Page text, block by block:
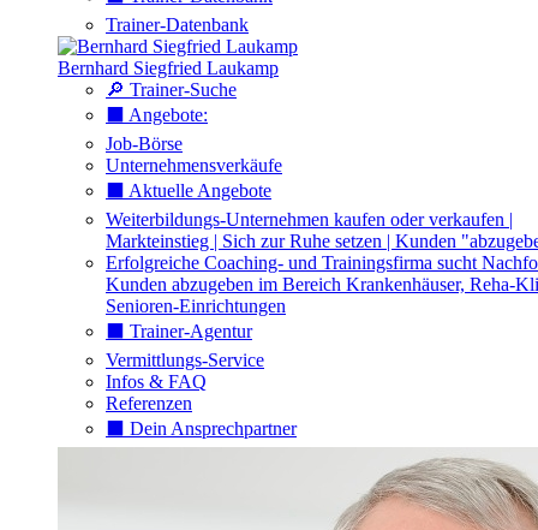
Trainer-Datenbank
Bernhard Siegfried Laukamp
🔎 Trainer-Suche
⬛️ Angebote:
Job-Börse
Unternehmensverkäufe
⬛️ Aktuelle Angebote
Weiterbildungs-Unternehmen kaufen oder verkaufen |
Markteinstieg | Sich zur Ruhe setzen | Kunden
Erfolgreiche Coaching- und Trainingsfirma sucht
Kunden abzugeben im Bereich Krankenhäuser, Reha-
Senioren-Einrichtungen
⬛️ Trainer-Agentur
Vermittlungs-Service
Infos & FAQ
Referenzen
⬛️ Dein Ansprechpartner